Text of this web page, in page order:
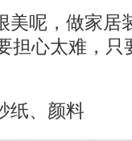
美呢，做家居
担心太难，只
纸、颜料